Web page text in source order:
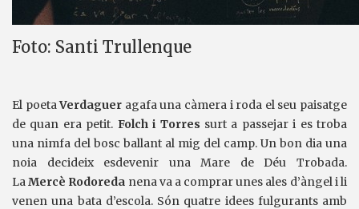
Foto: Santi Trullenque
El poetaVerdaguer agafa una càmera i roda el seu paisatge
de quan era petit. Folch i Torres surt a passejar i es troba
una nimfa del bosc ballant al mig del camp. Un bon dia una
noia decideix esdevenir una Mare de Déu Trobada.
LaMercè Rodoreda nena va a comprar unes ales d’àngel i li
venen una bata d’escola. Són quatre idees fulgurants amb